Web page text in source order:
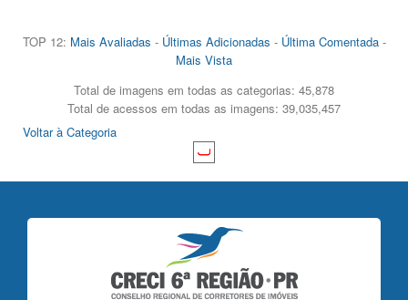
TOP 12: Mais Avaliadas - Últimas Adicionadas - Última Comentada-
Mais Vista
Total de imagens em todas as categorias: 45,878
Total de acessos em todas as imagens: 39,035,457
Voltar à Categoria